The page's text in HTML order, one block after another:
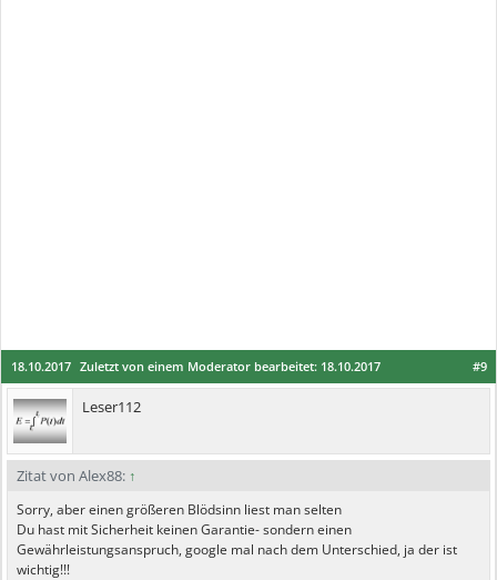
#9
18.10.2017 Zuletzt von einem Moderator bearbeitet: 18.10.2017
Leser112
Zitat von Alex88: ↑
Sorry, aber einen größeren Blödsinn liest man selten
Du hast mit Sicherheit keinen Garantie- sondern einen
Gewährleistungsanspruch, google mal nach dem Unterschied, ja der ist
wichtig!!!